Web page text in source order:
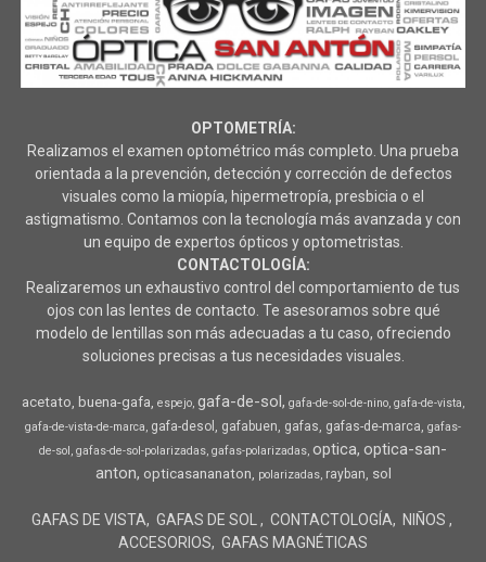
OPTOMETRÍA:
Realizamos el examen optométrico más completo. Una prueba
orientada a la prevención, detección y corrección de defectos
visuales como la miopía, hipermetropía, presbicia o el
astigmatismo. Contamos con la tecnología más avanzada y con
un equipo de expertos ópticos y optometristas.
CONTACTOLOGÍA:
Realizaremos un exhaustivo control del comportamiento de tus
ojos con las lentes de contacto. Te asesoramos sobre qué
modelo de lentillas son más adecuadas a tu caso, ofreciendo
soluciones precisas a tus necesidades visuales.
acetato buena-gafa espejo gafa-de-sol gafa-de-sol-de-nino gafa-de-vista
gafa-de-vista-de-marca gafa-desol gafabuen gafas gafas-de-marca gafas-
de-sol
gafas-de-sol-polarizadas gafas-polarizadas optica optica-san-
anton opticasananaton polarizadas rayban sol
GAFAS DE VISTA GAFAS DE SOL CONTACTOLOGÍA
NIÑOS
ACCESORIOS
GAFAS MAGNÉTICAS